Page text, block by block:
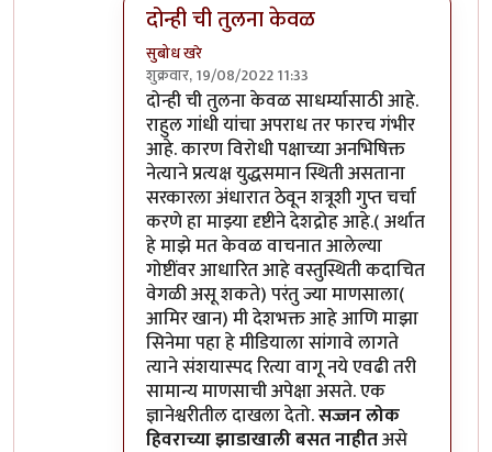
दोन्ही ची तुलना केवळ
सुबोध खरे
शुक्रवार, 19/08/2022 11:33
In reply toमाफ कराbyजेम्स वांड
दोन्ही ची तुलना केवळ साधर्म्यासाठी आहे.
राहुल गांधी यांचा अपराध तर फारच गंभीर
आहे. कारण विरोधी पक्षाच्या अनभिषिक्त
नेत्याने प्रत्यक्ष युद्धसमान स्थिती असताना
सरकारला अंधारात ठेवून शत्रूशी गुप्त चर्चा
करणे हा माझ्या दृष्टीने देशद्रोह आहे.( अर्थात
हे माझे मत केवळ वाचनात आलेल्या
गोष्टींवर आधारित आहे वस्तुस्थिती कदाचित
वेगळी असू शकते) परंतु ज्या माणसाला(
आमिर खान) मी देशभक्त आहे आणि माझा
सिनेमा पहा हे मीडियाला सांगावे लागते
त्याने संशयास्पद रित्या वागू नये एवढी तरी
सामान्य माणसाची अपेक्षा असते. एक
ज्ञानेश्वरीतील दाखला देतो.सज्जन लोक
हिवराच्या झाडाखाली बसत नाहीतअसे